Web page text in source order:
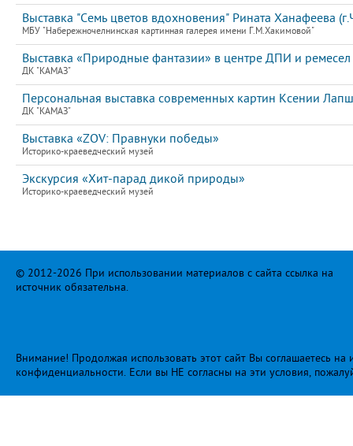
Выставка "Семь цветов вдохновения" Рината Ханафеева
МБУ "Набережночелнинская картинная галерея имени Г.М.Хакимовой"
Выставка «Природные фантазии» в центре ДПИ и
ДК "КАМАЗ"
Персональная выставка современных картин Ксении
ДК "КАМАЗ"
Выставка «ZOV: Правнуки победы»
Историко-краеведческий музей
Экскурсия «Хит-парад дикой природы»
Историко-краеведческий музей
© 2012-2026 При использовании материалов с сайта ссылка на
источник обязательна.
Внимание! Продолжая использовать этот сайт Вы соглашаетесь
конфиденциальности. Если вы НЕ согласны на эти условия,